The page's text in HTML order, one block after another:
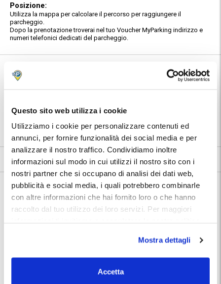
Questo sito web utilizza i cookie
Utilizziamo i cookie per personalizzare contenuti ed
annunci, per fornire funzionalità dei social media e per
analizzare il nostro traffico. Condividiamo inoltre
informazioni sul modo in cui utilizzi il nostro sito con i
nostri partner che si occupano di analisi dei dati web,
pubblicità e social media, i quali potrebbero combinarle
con altre informazioni che hai fornito loro o che hanno
raccolto dal tuo utilizzo dei loro servizi. Per maggiori
Mostra dettagli
Accetta
Posizione:
Utilizza la mappa per calcolare il percorso per raggiungere il
parcheggio.
Dopo la prenotazione troverai nel tuo Voucher MyParking indirizzo e
numeri telefonici dedicati del parcheggio.
Informazioni su Garage Ponte Vecchio
⭐ Votato dai clienti: 9.8
📍 Destinazioni servite:
|Firenze
9.8 6 recensioniVedi tutte
Nelle vicinanze:
Il parcheggio si trova a poco più di 100 m dal famosissimo e
suggestivo Ponte Vecchio sul fiume Arno, uno dei simboli della città di
Firenze. Il centro città, con i suoi innumerevoli e celeberrimi punti di
2 minuti a
piedi